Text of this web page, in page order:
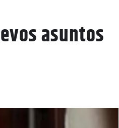
asuntos